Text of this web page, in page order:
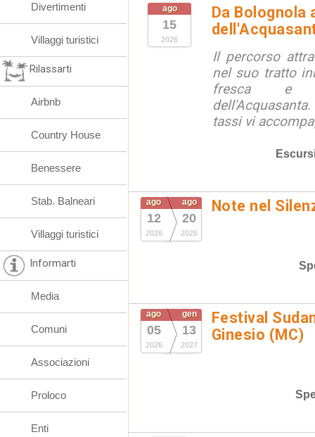
ago
15
2026
Da Bolognola
Il percorso
nel suo tratto
fresca e
tassi vi
ago
12
2026
ago
20
2026
Note nel
ago
05
2026
gen
13
2027
Festival
Ginesio (MC)
Divertimenti
Villaggi turistici
Rilassarti
Airbnb
Country House
Benessere
Stab. Balneari
Villaggi turistici
Informarti
Media
Comuni
Associazioni
Proloco
Enti